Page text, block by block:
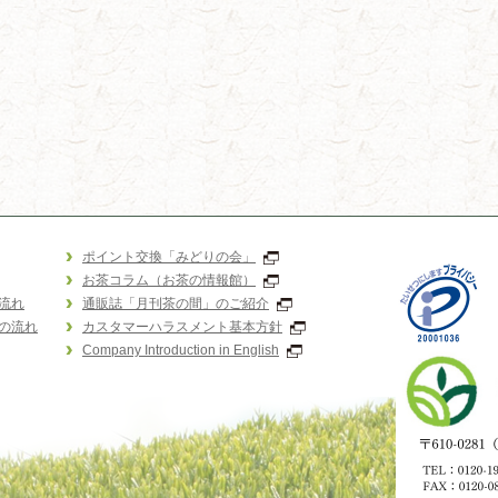
れ
流れ
ポイント交換「みどりの会」
お茶コラム（お茶の情報館）
通販誌「月刊茶の間」のご紹介
カスタマーハラスメント基本方針
Company Introduction in English